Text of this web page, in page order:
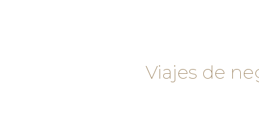
Viajes de